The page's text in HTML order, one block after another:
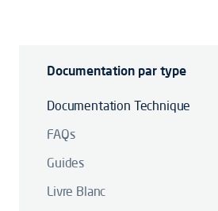
Documentation par type
Documentation Technique
FAQs
Guides
Livre Blanc